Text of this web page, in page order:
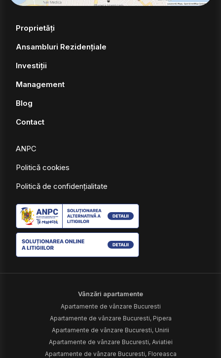
Proprietăți
Ansambluri Rezidențiale
Investiții
Management
Blog
Contact
ANPC
Politică cookies
Politică de confidențialitate
Vânzări apartamente
Apartamente de vânzare Bucuresti
Apartamente de vânzare Bucuresti, Pipera
Apartamente de vânzare Bucuresti, Unirii
Apartamente de vânzare Bucuresti, Aviatiei
Apartamente de vânzare Bucuresti, Floreasca